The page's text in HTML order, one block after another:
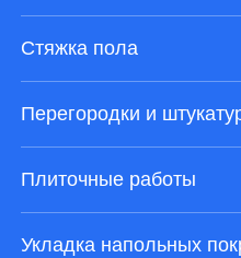
Стяжка пола
Перегородки и
Плиточные работы
Укладка напольных